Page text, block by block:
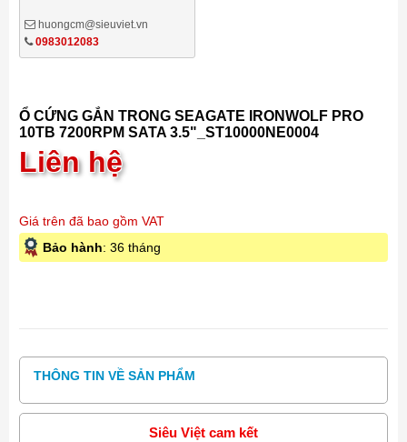
huongcm@sieuviet.vn
0983012083
Ổ CỨNG GẮN TRONG SEAGATE IRONWOLF PRO
10TB 7200RPM SATA 3.5"_ST10000NE0004
Liên hệ
Giá trên đã bao gồm VAT
Bảo hành: 36 tháng
THÔNG TIN VỀ SẢN PHẨM
Siêu Việt cam kết